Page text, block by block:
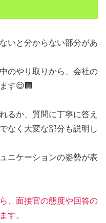
いと分からない部分があ
のやり取りから、会社の
す😌🏢
るか、質問に丁寧に答え
なく大変な部分も説明し
ニケーションの姿勢が表
、面接官の態度や回答の
す。